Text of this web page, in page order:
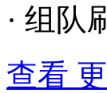
· 组队
查看